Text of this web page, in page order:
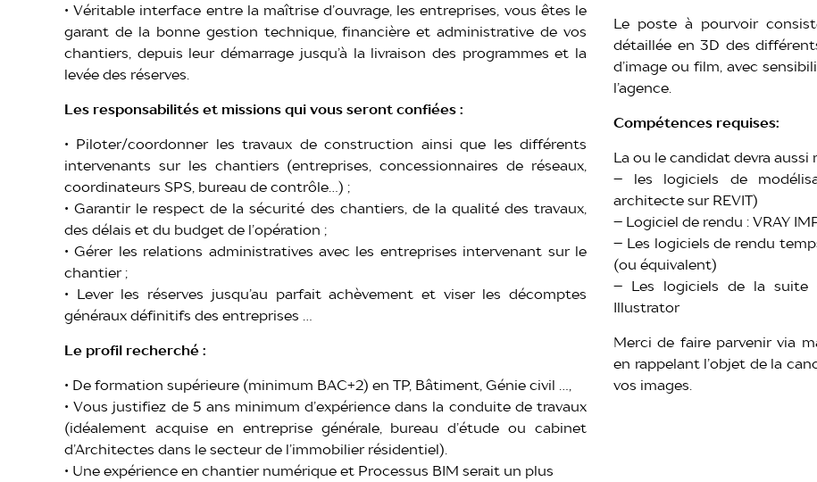
• Véritable interface entre la maîtrise d’ouvrage, les entreprises, vous êtes le
garant de la bonne gestion technique, financière et administrative de vos
chantiers, depuis leur démarrage jusqu’à la livraison des programmes et la
levée des réserves.
Les responsabilités et missions qui vous seront confiées :
• Piloter/coordonner les travaux de construction ainsi que les différents
intervenants sur les chantiers (entreprises, concessionnaires de réseaux,
coordinateurs SPS, bureau de contrôle…) ;
• Garantir le respect de la sécurité des chantiers, de la qualité des travaux,
des délais et du budget de l’opération ;
• Gérer les relations administratives avec les entreprises intervenant sur le
chantier ;
• Lever les réserves jusqu’au parfait achèvement et viser les décomptes
généraux définitifs des entreprises …
Le profil recherché :
• De formation supérieure (minimum BAC+2) en TP, Bâtiment, Génie civil …,
• Vous justifiez de 5 ans minimum d’expérience dans la conduite de travaux
(idéalement acquise en entreprise générale, bureau d’étude ou cabinet
d’Architectes dans le secteur de l’immobilier résidentiel).
• Une expérience en chantier numérique et Processus BIM serait un plus
Le poste à pourvoir
détaillée en 3D des
d’image ou film, avec
l’agence.
Compétences requises:
La ou le candidat devra
– les logiciels de
architecte sur REVIT)
– Logiciel de rendu : VRAY
– Les logiciels de rendu
(ou équivalent)
– Les logiciels de la suite
Illustrator
Merci de faire parvenir via
en rappelant l’objet de la
vos images.